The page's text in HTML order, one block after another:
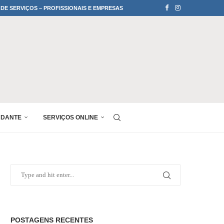
SERVIÇOS – PROFISSIONAIS E EMPRESAS
SERVIÇOS ONLINE
POSTAGENS RECENTES